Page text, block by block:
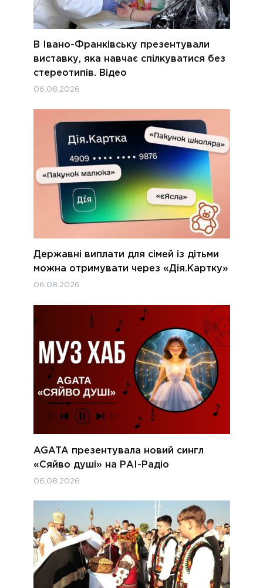
В Івано-Франківську презентували
виставку, яка навчає спілкуватися без
стереотипів. Відео
06.08.2026
Державні виплати для сімей із дітьми
можна отримувати через «Дія.Картку»
06.08.2026
AGATA презентувала новий сингл
«Сяйво душі» на РАІ-Радіо
06.08.2026